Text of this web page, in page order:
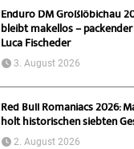
Enduro DM Großlöbichau
bleibt makellos –
Luca Fischeder
3. August 2026
Red Bull Romaniacs 2026:
holt historischen siebten
2. August 2026